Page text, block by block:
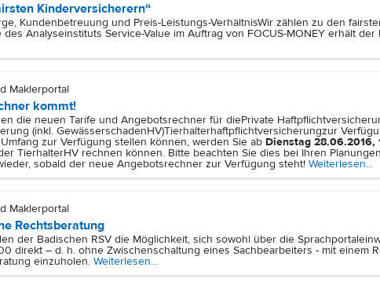
Kinderversicherern“
Kundenbetreuung und Preis-Leistungs-VerhältnisWir zählen zu den
Analyseinstituts Service-Value im Auftrag von FOCUS-MONEY erhält der
Maklerportal
kommt!
die neuen Tarife und Angebotsrechner für diePrivate
(inkl. GewässerschadenHV)Tierhalterhaftpflichtversicherungzur
zur Verfügung stellen können, werden Sie ab Dienstag 28.06.2016,
TierhalterHV rechnen können. Bitte beachten Sie dies bei Ihren
sobald der neue Angebotsrechner zur Verfügung steht! Weiterlesen...
Maklerportal
Rechtsberatung
der Badischen RSV die Möglichkeit, sich sowohl über die
direkt – d. h. ohne Zwischenschaltung eines Sachbearbeiters - mit einem
einzuholen. Weiterlesen...